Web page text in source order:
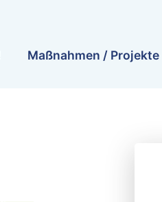
Maßnahmen / Projekte